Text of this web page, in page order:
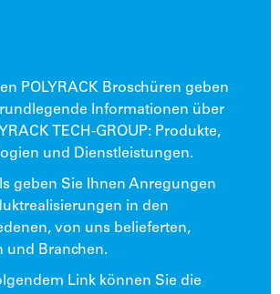
POLYRACK Broschüren geben
Informationen über
TECH-GROUP: Produkte,
und Dienstleistungen.
geben Sie Ihnen Anregungen
in den
von uns belieferten,
und Branchen.
Link können Sie die